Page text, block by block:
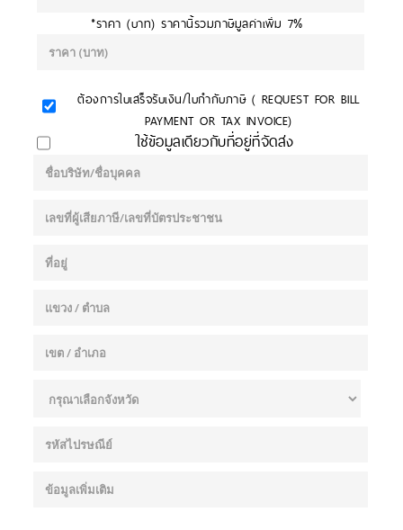
*ราคา (บาท) ราคานี้รวมภาษีมูลค่าเพิ่ม 7%
ต้องการใบเสร็จรับเงิน/ใบกำกับภาษี ( REQUEST FOR BILL
PAYMENT OR TAX INVOICE)
ใช้ข้อมูลเดียวกับที่อยู่ที่จัดส่ง